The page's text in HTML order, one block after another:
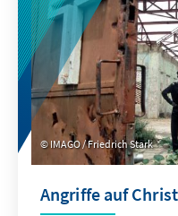
verteidigen. Die
Besuchs werden
Aufrechterhaltung
im Indo-Pazifik
Wirtschafts- und
IMAGO / Friedrich Stark
Angriffe auf